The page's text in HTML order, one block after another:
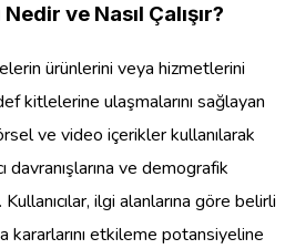
ve Nasıl Çalışır?
ürünlerini veya hizmetlerini
kitlelerine ulaşmalarını sağlayan
ve video içerikler kullanılarak
davranışlarına ve demografik
ilgi alanlarına göre belirli
kararlarını etkileme potansiyeline